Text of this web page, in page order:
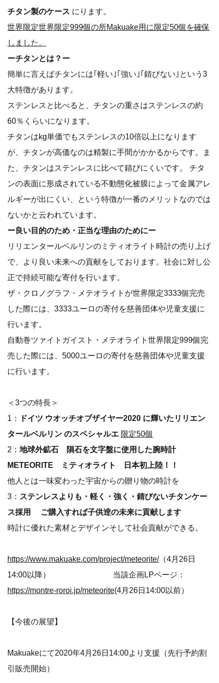
チタン製のケース にります。
世界限定世界限定999個の所Makuake用に限定50個を確保
しました。
ーチタンとは？ー
簡単に言えばチタンには｢軽い｣｢強い｣｢錆びない｣という3
大特徴があります。
ステンレスと比べると、チタンの重さはステンレスの約
60％くらいになります。
チタンはkg単価でもステンレスの10倍以上になります
が、チタンが高価なのは精製に手間がかかるからです。ま
た、チタンはステンレスに比べて錆びにくいです。 チタ
ンの表面に形成されている不動態化被膜によって金属アレ
ルギーが出にくい、という特徴が一番のメリットなのでは
ないかと云われています。
ー良い目的のため・正当な理由のためにー
リリエンタールベルリンのミティオライト時計の売り上げ
で、より良い未来への貢献をしております。社会に対し公
正で持続可能な寄付を行います。
ザ・クロノグラフ・メテオライトが世界限定3333個完売
した際には、3333ユーロの寄付を慈善団体や児童支援に
行います。
自動巻ツァイトガイスト・メテオライト世界限定999個完
売した際には、5000ユーロの寄付を慈善団体や児童支援
に行います。
＜3つの特長＞
1：
ドイツ ウオッチオブザイヤー2020 に輝いたリリエン
タールベルリン のスペシャルエ 限定50個
2： 地球外鉱石 隕石を文字盤に使用した腕時計
METEORITE ミティオライト 日本初上陸！！
他人とは一味変わった宇宙からの贈り物の時計を
3： ステンレスよりも・軽く・強く・錆びないチタンケー
ス採用 ご購入すれば子供逹の未来に貢献します
時計に優れた素材とデザインそして社会貢献ができる。
https://www.makuake.com/project/meteorite/ （4月26日
14:00以降） 当該企画LPページ：
https://montre-roroi.jp/meteorite(4月26日14:00以前）
【今後の展望】
Makuakeにて2020年4月26日14:00より支援（先行予約割
引販売開始）